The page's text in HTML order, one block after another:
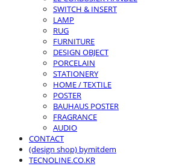
SWITCH & INSERT
LAMP
RUG
FURNITURE
DESIGN OBJECT
PORCELAIN
STATIONERY
HOME / TEXTILE
POSTER
BAUHAUS POSTER
FRAGRANCE
AUDIO
CONTACT
(design shop) bymitdem
TECNOLINE.CO.KR